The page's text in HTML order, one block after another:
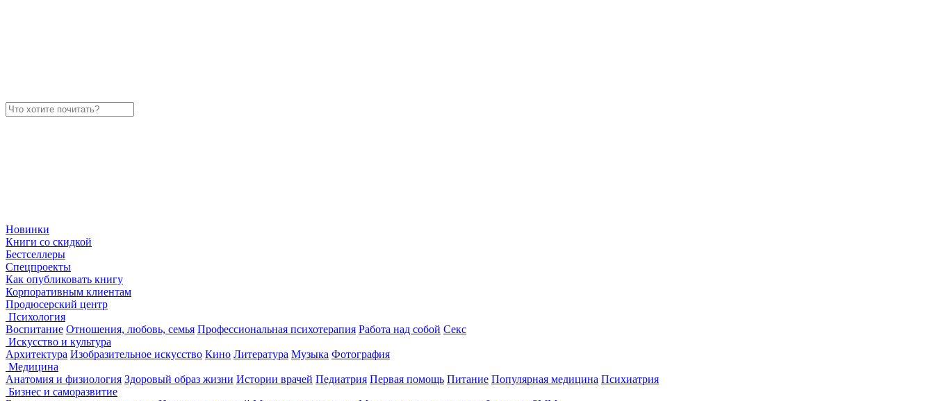
Новинки
Книги со скидкой
Бестселлеры
Спецпроекты
Как опубликовать книгу
Корпоративным клиентам
Продюсерский центр
Психология
Воспитание Отношения, любовь, семья Профессиональная психотерапия Работа над собой Секс
Искусство и культура
Архитектура Изобразительное искусство Кино Литература Музыка Фотография
Медицина
Анатомия и физиология Здоровый образ жизни Истории врачей Педиатрия Первая помощь Питание Популярная медицина Психиатрия
Бизнес и саморазвитие